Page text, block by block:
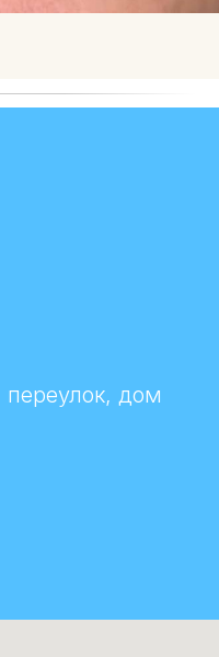
переулок, дом